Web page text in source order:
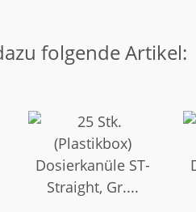
folgende Artikel: